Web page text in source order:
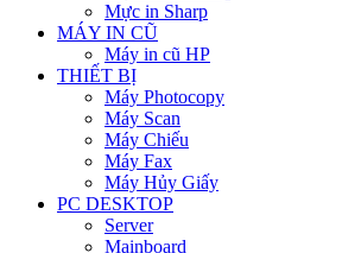
Mực in Sharp
MÁY IN CŨ
Máy in cũ HP
THIẾT BỊ
Máy Photocopy
Máy Scan
Máy Chiếu
Máy Fax
Máy Hủy Giấy
PC DESKTOP
Server
Mainboard